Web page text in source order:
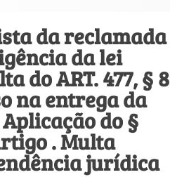
da reclamada
da lei
do ART. 477, § 8
na entrega da
do §
. Multa
jurídica